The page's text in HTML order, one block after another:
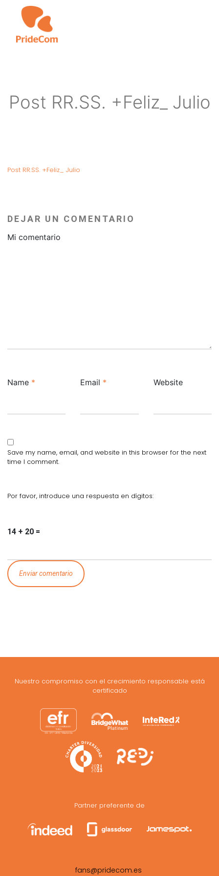
content
Post RR.SS. +Feliz_ Julio
Post RR.SS. +Feliz_ Julio
DEJAR UN COMENTARIO
Mi comentario
Name * Email * Website
Save my name, email, and website in this browser for the next
time I comment.
Por favor, introduce una respuesta en dígitos:
14 + 20 =
Partner preferente de
fans@pridecom.es
Nuestro compromiso con el crecimiento responsable está
certificado